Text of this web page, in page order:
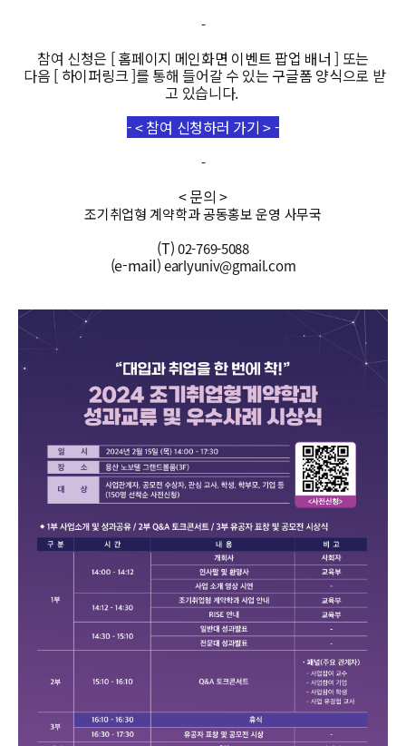
-
참여 신청은 [ 홈페이지 메인화면 이벤트 팝업 배너 ] 또는
다음 [ 하이퍼링크 ]를 통해 들어갈 수 있는 구글폼 양식으로 받
고 있습니다.
-< 참여 신청하러 가기 >-
-
< 문의 >
조기취업형 계약학과 공동홍보 운영 사무국
(T)02-769-5088
(e-mail)earlyuniv@gmail.com